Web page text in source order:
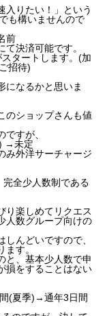
入りたい！」という
も構いませんので
前
決済可能です。
タートします。(加
招待)
になるかと思いま
のショップさんも値
すが、
) →未定
み外洋サーチャージ
全少人数制である
り楽しめてリクエス
人数グループ向けの
んどいですので、
す。
と、基本少人数で申
損をすることはない
(夏季)→通年3日間
グ / 8月上旬
) / 8月上旬か
)/ メンバー限
て
新 メンバー特